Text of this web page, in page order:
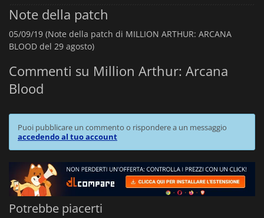
Note della patch
05/09/19 (Note della patch di MILLION ARTHUR: ARCANA
BLOOD del 29 agosto)
Commenti su Million Arthur: Arcana
Blood
Puoi pubblicare un commento o rispondere a un messaggio
accedendo al tuo account
Potrebbe piacerti